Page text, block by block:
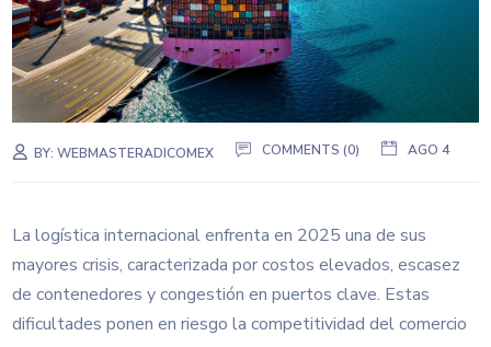
BY:WEBMASTERADICOMEX COMMENTS (0) AGO 4
La logística internacional enfrenta en 2025 una de sus
mayores crisis, caracterizada por costos elevados, escasez
de contenedores y congestión en puertos clave. Estas
dificultades ponen en riesgo la competitividad del comercio